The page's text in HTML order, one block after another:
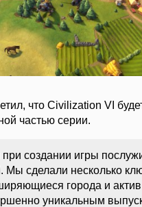
что Civilization VI
частью серии.
создании игры
Мы сделали несколько
города и
уникальным